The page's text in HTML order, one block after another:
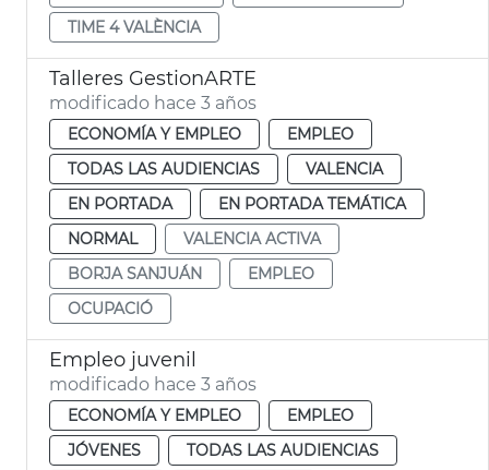
TIME 4 VALÈNCIA
Talleres GestionARTE
modificado hace 3 años
ECONOMÍA Y EMPLEO
EMPLEO
TODAS LAS AUDIENCIAS
VALENCIA
EN PORTADA
EN PORTADA TEMÁTICA
NORMAL
VALENCIA ACTIVA
BORJA SANJUÁN
EMPLEO
OCUPACIÓ
Empleo juvenil
modificado hace 3 años
ECONOMÍA Y EMPLEO
EMPLEO
JÓVENES
TODAS LAS AUDIENCIAS